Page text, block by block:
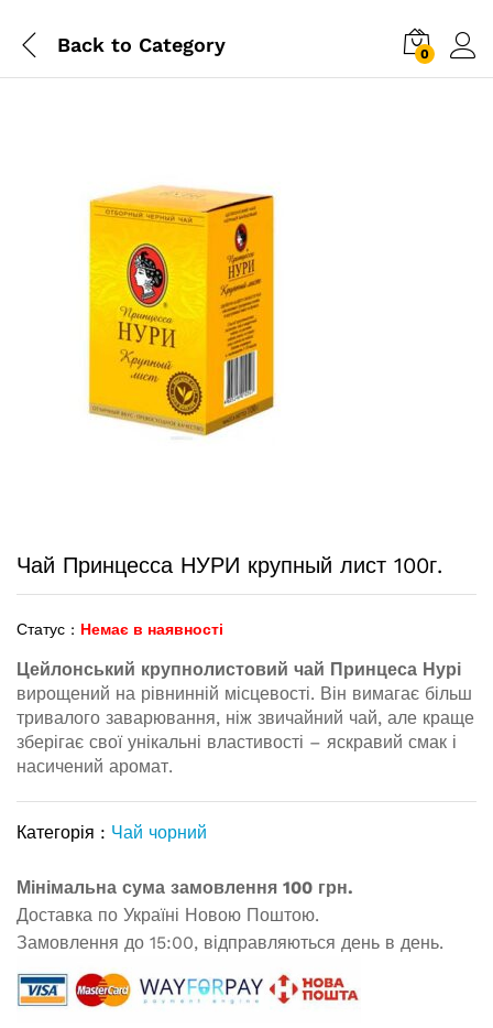
Back to Category 0
Чай Принцесса НУРИ крупный лист 100г.
Статус : Немає в наявності
Цейлонський крупнолистовий чай Принцеса Нурі
вирощений на рівнинній місцевості. Він вимагає більш
тривалого заварювання, ніж звичайний чай, але краще
зберігає свої унікальні властивості – яскравий смак і
насичений аромат.
Категорія : Чай чорний
Мінімальна сума замовлення 100 грн.
Доставка по Україні Новою Поштою.
Замовлення до 15:00, відправляються день в день.